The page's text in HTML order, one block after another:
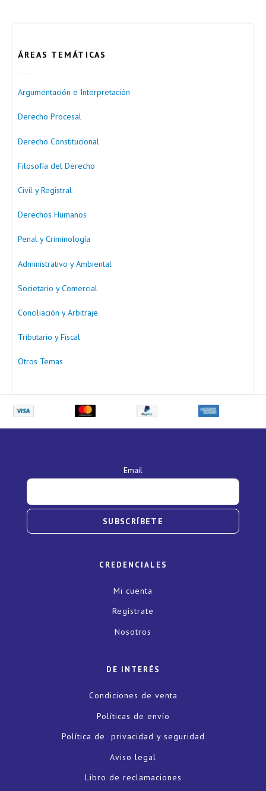
ÁREAS TEMÁTICAS
Argumentación e Interpretación
Derecho Procesal
Derecho Constitucional
Filosofía del Derecho
Civil y Registral
Derechos Humanos
Penal y Criminología
Administrativo y Ambiental
Societario y Comercial
Conciliación y Arbitraje
Tributario y Fiscal
Otros Temas
Email
SUBSCRÍBETE
CREDENCIALES
Mi cuenta
Regístrate
Nosotros
DE INTERÉS
Condiciones de venta
Políticas de envío
Política de privacidad y seguridad
Aviso legal
Libro de reclamaciones